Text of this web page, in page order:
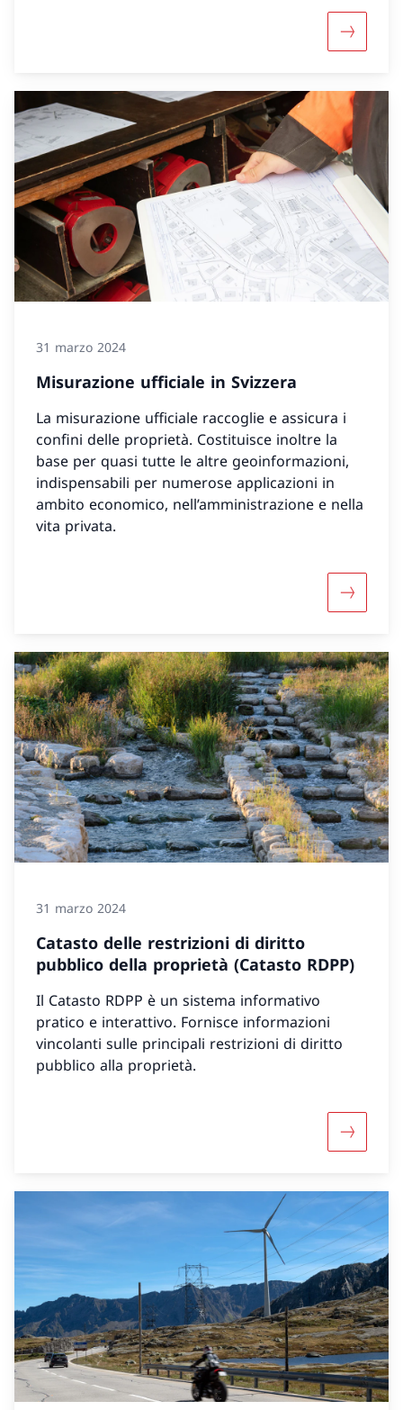
31 marzo 2024
Misurazione ufficiale in Svizzera
La misurazione ufficiale raccoglie e assicura i
confini delle proprietà. Costituisce inoltre la
base per quasi tutte le altre geoinformazioni,
indispensabili per numerose applicazioni in
ambito economico, nell’amministrazione e nella
vita privata.
31 marzo 2024
Catasto delle restrizioni di diritto
pubblico della proprietà (Catasto RDPP)
Il Catasto RDPP è un sistema informativo
pratico e interattivo. Fornisce informazioni
vincolanti sulle principali restrizioni di diritto
pubblico alla proprietà.